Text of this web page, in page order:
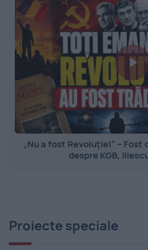
„Nu a fost Revoluție!” –
despre KGB,
Proiecte speciale